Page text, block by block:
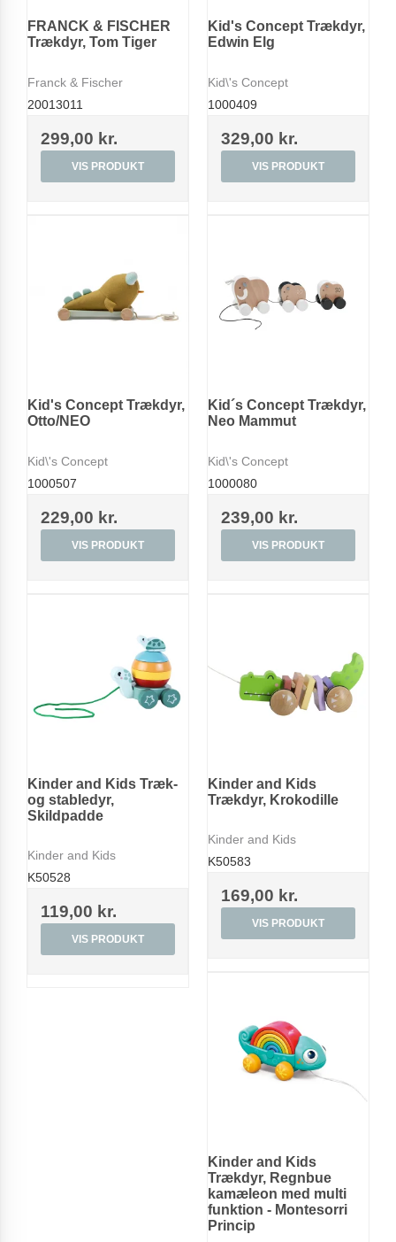
FRANCK & FISCHER
Trækdyr, Tom Tiger
Franck & Fischer
20013011
299,00 kr.
VIS PRODUKT
Kid's Concept Trækdyr,
Edwin Elg
Kid\'s Concept
1000409
329,00 kr.
VIS PRODUKT
Kid's Concept Trækdyr,
Otto/NEO
Kid\'s Concept
1000507
229,00 kr.
VIS PRODUKT
Kid´s Concept Trækdyr,
Neo Mammut
Kid\'s Concept
1000080
239,00 kr.
VIS PRODUKT
Kinder and Kids Træk-
og stabledyr,
Skildpadde
Kinder and Kids
K50528
119,00 kr.
VIS PRODUKT
Kinder and Kids
Trækdyr, Krokodille
Kinder and Kids
K50583
169,00 kr.
VIS PRODUKT
Kinder and Kids
Trækdyr, Regnbue
kamæleon med multi
funktion - Montesorri
Princip